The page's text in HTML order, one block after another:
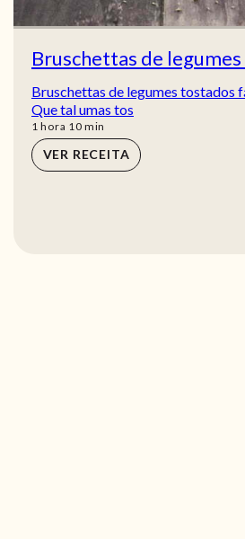
Bruschettas de
Bruschettas de legumes tostados
Que tal umas tos
1 hora
hora 10min
min
VER RECEITA